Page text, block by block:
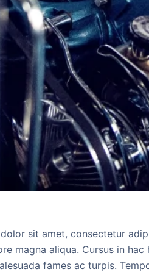
sit amet, consectetur
magna aliqua. Cursus in
fames ac turpis.